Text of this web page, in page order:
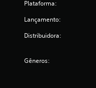
Plataforma:
Lançamento:
Distribuidora:
Gêneros: